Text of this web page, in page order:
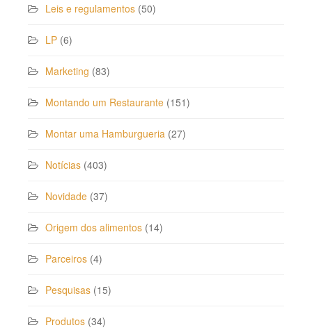
Leis e regulamentos (50)
LP (6)
Marketing (83)
Montando um Restaurante (151)
Montar uma Hamburgueria (27)
Notícias (403)
Novidade (37)
Origem dos alimentos (14)
Parceiros (4)
Pesquisas (15)
Produtos (34)